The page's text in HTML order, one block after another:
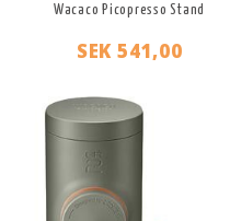
Wacaco Picopresso Stand
SEK 541,00